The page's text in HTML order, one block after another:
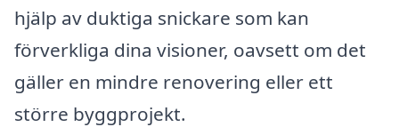
hjälp av duktiga snickare som kan
förverkliga dina visioner, oavsett om det
gäller en mindre renovering eller ett
större byggprojekt.